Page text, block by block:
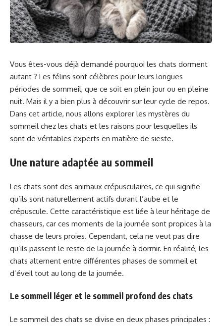
Vous êtes-vous déjà demandé pourquoi les chats dorment
autant ? Les félins sont célèbres pour leurs longues
périodes de sommeil, que ce soit en plein jour ou en pleine
nuit. Mais il y a bien plus à découvrir sur leur cycle de repos.
Dans cet article, nous allons explorer les mystères du
sommeil chez les chats et les raisons pour lesquelles ils
sont de véritables experts en matière de sieste.
Une nature adaptée au sommeil
Les chats sont des animaux crépusculaires, ce qui signifie
qu’ils sont naturellement actifs durant l’aube et le
crépuscule. Cette caractéristique est liée à leur héritage de
chasseurs, car ces moments de la journée sont propices à la
chasse de leurs proies. Cependant, cela ne veut pas dire
qu’ils passent le reste de la journée à dormir. En réalité, les
chats alternent entre différentes phases de sommeil et
d’éveil tout au long de la journée.
Le sommeil léger et le sommeil profond des chats
Le sommeil des chats se divise en deux phases principales :